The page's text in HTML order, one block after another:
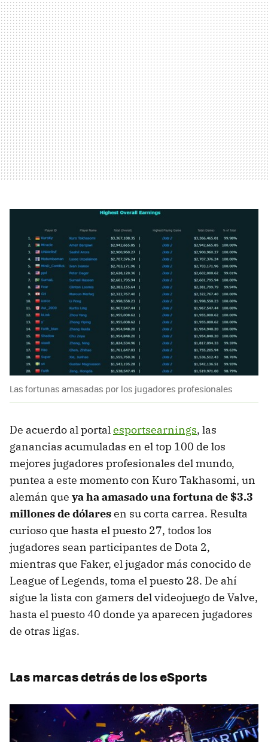
Las fortunas amasadas por los jugadores profesionales
De acuerdo al portalesportsearnings, las
ganancias acumuladas en el top 100 de los
mejores jugadores profesionales del mundo,
puntea a este momento con Kuro Takhasomi, un
alemán que ya ha amasado una fortuna de $3.3
millones de dólaresen su corta carrea. Resulta
curioso que hasta el puesto 27, todos los
jugadores sean participantes de Dota 2,
mientras que Faker, el jugador más conocido de
League of Legends, toma el puesto 28. De ahí
sigue la lista con gamers del videojuego de Valve,
hasta el puesto 40 donde ya aparecen jugadores
de otras ligas.
Las marcas detrás de los eSports